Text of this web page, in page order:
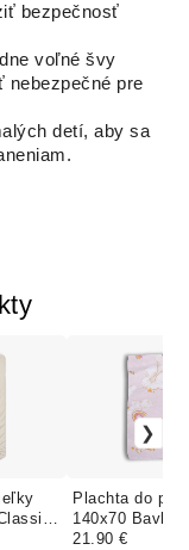
bezpečnosť
voľné švy
nebezpečné pre
detí, aby sa
Plachta do
140x70 Bavlna
- LILA HÚSKA
21.90 €